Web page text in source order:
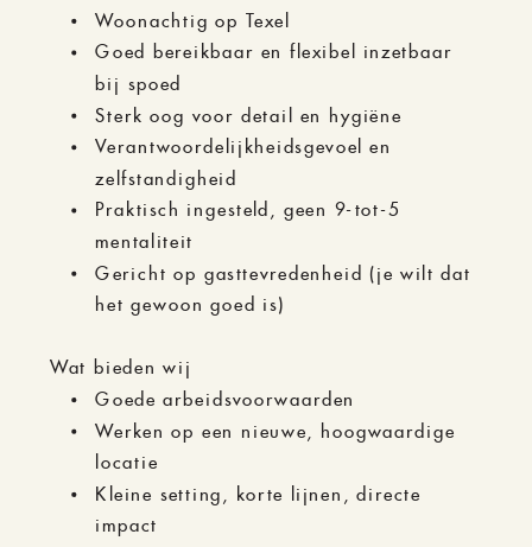
Woonachtig op Texel
Goed bereikbaar en flexibel inzetbaar
bij spoed
Sterk oog voor detail en hygiëne
Verantwoordelijkheidsgevoel en
zelfstandigheid
Praktisch ingesteld, geen 9-tot-5
mentaliteit
Gericht op gasttevredenheid (je wilt dat
het gewoon goed is)
Wat bieden wij
Goede arbeidsvoorwaarden
Werken op een nieuwe, hoogwaardige
locatie
Kleine setting, korte lijnen, directe
impact